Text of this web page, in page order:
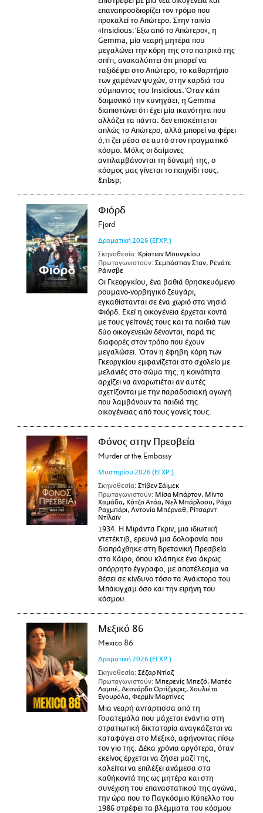
επαναπροσδιορίζει τον τρόμο που
προκαλεί το Απώτερο. Στην ταινία
«Insidious: Έξω από το Απώτερο», η
Gemma, μία νεαρή μητέρα που
μεγαλώνει την κόρη της στο πατρικό της
σπίτι, ανακαλύπτει ότι μπορεί να
ταξιδέψει στο Απώτερο, το καθαρτήριο
των χαμένων ψυχών, στην καρδιά του
σύμπαντος του Insidious. Όταν κάτι
δαιμονικό την κυνηγάει, η Gemma
διαπιστώνει ότι έχει μία ικανότητα που
αλλάζει τα πάντα: δεν επισκέπτεται
απλώς το Απώτερο, αλλά μπορεί να φέρει
ό,τι ζει μέσα σε αυτό στον πραγματικό
κόσμο. Μόλις οι δαίμονες
αντιλαμβάνονται τη δύναμή της, ο
κόσμος μας γίνεται το παιχνίδι τους.
&nbsp;
Φιόρδ
Fjord
Δραματική 2026 (ΕΓΧΡ.)
Σκηνοθεσία: Κρίστιαν Μουνγκίου
Πρωταγωνιστούν: Σεμπάστιαν Σταν, Ρενάτε
Ράινσβε
Οι Γκεοργκίου, ένα βαθιά θρησκευόμενο
ρουμανο-νορβηγικό ζευγάρι,
εγκαθίστανται σε ένα χωριό στα νησιά
Φιόρδ. Εκεί η οικογένεια έρχεται κοντά
με τους γείτονές τους και τα παιδιά των
δύο οικογενειών δένονται, παρά τις
διαφορές στον τρόπο που έχουν
μεγαλώσει. Όταν η έφηβη κόρη των
Γκεοργκίου εμφανίζεται στο σχολείο με
μελανιές στο σώμα της, η κοινότητα
αρχίζει να αναρωτιέται αν αυτές
σχετίζονται με την παραδοσιακή αγωγή
που λαμβάνουν τα παιδιά της
οικογένειας από τους γονείς τους.
Φόνος στην Πρεσβεία
Murder at the Embassy
Μυστηρίου 2026 (ΕΓΧΡ.)
Σκηνοθεσία: Στίβεν Σάιμεκ
Πρωταγωνιστούν: Μίσα Μπάρτον, Μίντο
Χαμάδα, Κότζο Ατάα, Νελ Μπάρλοου, Ράχα
Ραχμπάρι, Αντονία Μπέρναθ, Ρίτσαρντ
Ντίλαϊν
1934. Η Μιράντα Γκριν, μια ιδιωτική
ντετέκτιβ, ερευνά μια δολοφονία που
διαπράχθηκε στη Βρετανική Πρεσβεία
στο Κάιρο, όπου κλάπηκε ένα άκρως
απόρρητο έγγραφο, με αποτέλεσμα να
θέσει σε κίνδυνο τόσο τα Ανάκτορα του
Μπάκιγχαμ όσο και την ειρήνη του
κόσμου.
Μεξικό 86
Mexico 86
Δραματική 2026 (ΕΓΧΡ.)
Σκηνοθεσία: Σέζαρ Ντίαζ
Πρωταγωνιστούν: Μπερενίς Μπεζό, Ματέο
Λαμπέ, Λεονάρδο Ορτίζγκρις, Χουλιέτα
Εγουρόλα, Φερμίν Μαρτίνες
Μια νεαρή αντάρτισσα από τη
Γουατεμάλα που μάχεται ενάντια στη
στρατιωτική δικτατορία αναγκάζεται να
καταφύγει στο Μεξικό, αφήνοντας πίσω
τον γιο της. Δέκα χρόνια αργότερα, όταν
εκείνος έρχεται να ζήσει μαζί της,
καλείται να επιλέξει ανάμεσα στα
καθήκοντά της ως μητέρα και στη
συνέχιση του επαναστατικού της αγώνα,
την ώρα που το Παγκόσμιο Κύπελλο του
1986 στρέφει τα βλέμματα του κόσμου